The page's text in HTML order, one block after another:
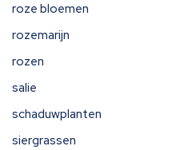
roze bloemen
rozemarijn
rozen
salie
schaduwplanten
siergrassen